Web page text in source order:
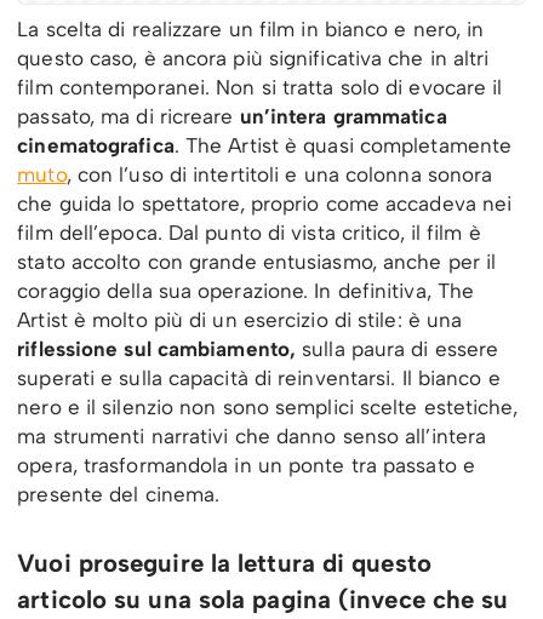
La scelta di realizzare un film in bianco e nero, in
questo caso, è ancora più significativa che in altri
film contemporanei. Non si tratta solo di evocare il
passato, ma di ricreare un’intera grammatica
cinematografica. The Artist è quasi completamente
muto, con l’uso di intertitoli e una colonna sonora
che guida lo spettatore, proprio come accadeva nei
film dell’epoca. Dal punto di vista critico, il film è
stato accolto con grande entusiasmo, anche per il
coraggio della sua operazione. In definitiva, The
Artist è molto più di un esercizio di stile: è una
riflessione sul cambiamento, sulla paura di essere
superati e sulla capacità di reinventarsi. Il bianco e
nero e il silenzio non sono semplici scelte estetiche,
ma strumenti narrativi che danno senso all’intera
opera, trasformandola in un ponte tra passato e
presente del cinema.
Vuoi proseguire la lettura di questo
articolo su una sola pagina (invece che su